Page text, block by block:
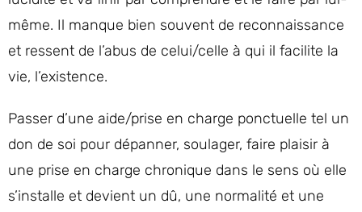
même. Il manque bien souvent de reconnaissance
et ressent de l’abus de celui/celle à qui il facilite la
vie, l’existence.
Passer d’une aide/prise en charge ponctuelle tel un
don de soi pour dépanner, soulager, faire plaisir à
une prise en charge chronique dans le sens où elle
s’installe et devient un dû, une normalité et une